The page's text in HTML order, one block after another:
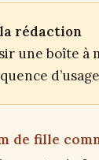
rédaction
une boîte à
de fille